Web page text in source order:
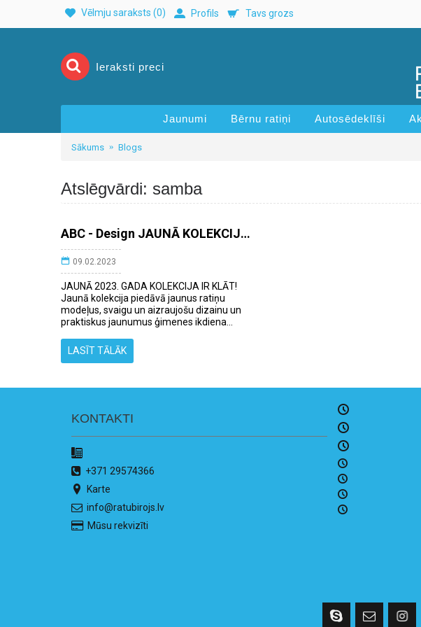
Vēlmju saraksts (0) Profils Tavs grozs
Jaunumi Bērnu ratiņi Autosēdeklīši
Sākums Blogs
Atslēgvārdi: samba
ABC - Design JAUNĀ KOLEKCIJA 2023!
09.02.2023
JAUNĀ 2023. GADA KOLEKCIJA IR KLĀT!
Jaunā kolekcija piedāvā jaunus ratiņu
modeļus, svaigu un aizraujošu dizainu un
praktiskus jaunumus ģimenes ikdiena...
LASĪT TĀLĀK
KONTAKTI
+371 29574366
Karte
info@ratubirojs.lv
Mūsu rekvizīti